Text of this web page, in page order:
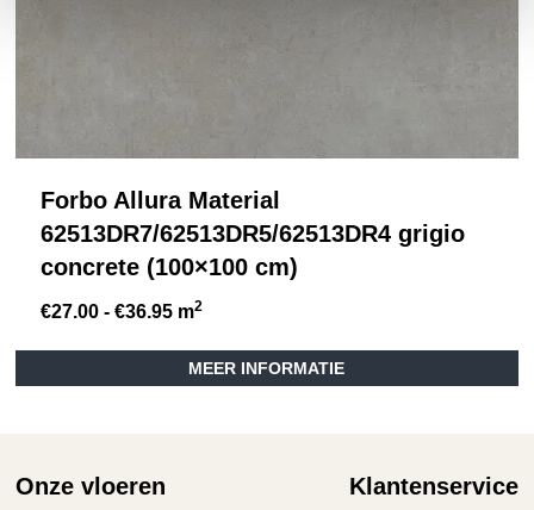
Forbo Allura Material
62513DR7/62513DR5/62513DR4 grigio
concrete (100×100 cm)
€27.00 - €36.95Prijsklasse:
tot
€36.95
m2
MEER INFORMATIE
Onze vloeren Klantenservice